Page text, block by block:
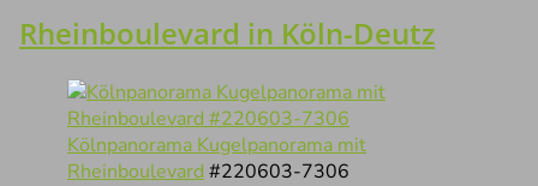
Rheinboulevard in Köln-Deutz
Kölnpanorama Kugelpanorama mit
Rheinboulevard #220603-7306